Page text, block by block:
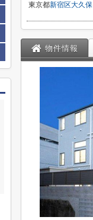
東京都新宿区大久保
物件情報